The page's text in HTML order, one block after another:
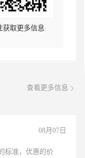
获取更多信息
查看更多信息
08月07日
标准，优惠的价